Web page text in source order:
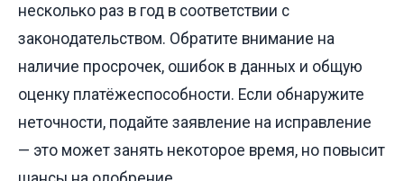
несколько раз в год в соответствии с
законодательством. Обратите внимание на
наличие просрочек, ошибок в данных и общую
оценку платёжеспособности. Если обнаружите
неточности, подайте заявление на исправление
— это может занять некоторое время, но повысит